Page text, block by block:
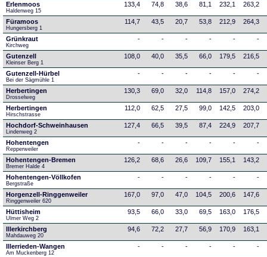
Erlenmoos
Haldenweg 15
133,4 74,8 38,6 81,1 232,1 263,2
Füramoos
Hungersberg 1
114,7 43,5 20,7 53,8 212,9 264,3
Grünkraut
Kirchweg
- - - - - -
Gutenzell
Kleinser Berg 1
108,0 40,0 35,5 66,0 179,5 216,5
Gutenzell-Hürbel
Bei der Sägmühle 1
- - - - - -
Herbertingen
Drosselweg
130,3 69,0 32,0 114,8 157,0 274,2
Herbertingen
Hirschstrasse
112,0 62,5 27,5 99,0 142,5 203,0
Hochdorf-Schweinhausen
Lindenweg 2
127,4 66,5 39,5 87,4 224,9 207,7
Hohentengen
Repperweiler
- - - - - -
Hohentengen-Bremen
Bremer Halde 4
126,2 68,6 26,6 109,7 155,1 143,2
Hohentengen-Völlkofen
Bergstraße
- - - - - -
Horgenzell-Ringgenweiler
Ringgenweiler 620
167,0 97,0 47,0 104,5 200,6 147,6
Hüttisheim
Ulmer Weg 2
93,5 66,0 33,0 69,5 163,0 176,5
Illerkirchberg
Mahdauweg 20
94,6 72,2 27,7 56,9 170,9 163,1
Illerrieden-Wangen
Am Muckenberg 12
- - - - - -